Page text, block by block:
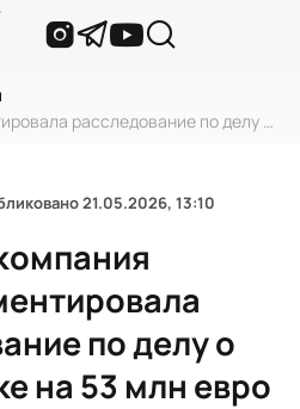
расследование по делу о
21.05.2026, 13:10
по делу о
на 53 млн евро